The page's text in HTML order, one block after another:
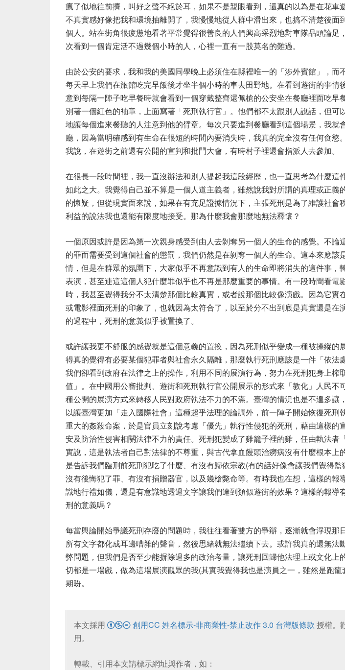
瘋了似地往前擠，叫好之聲不絕於耳，如果不是親眼看到，還真的以為是在花車
不真實感好像把我和環境抽離開了，我慢慢地從人群中滑出來，也搞不清楚後面
個人。站在街角很疲憊地看著平常覺得很善良的人們興高采烈地對車隊品頭論足
次看到一個肯定活不過幾個小時的人，心裡一直有一股莫名的難過。
由於公安的要求，我和我的美國同學晚上必須住在縣裡唯一的「涉外賓館」，而
每天早上我們在旅館吃完早飯後才坐半個小時的車去田野地。在看到遊街的事情
意到每隔一陣子吃早餐時就會看到一個穿戴整齊還佩槍的公安坐在餐廳裡面吃早
別著一個紅色的袖章，上面寫著「死刑執行官」。他們都不太跟別人說話，但可
地讓每個進來餐聽的人注意到他的臂章。每次只要進到餐廳看到這個場景，我就
廳，因為當明確感到有生命在很短的時間內要消失時，我真的完全沒有任何食慾
我說，在遊街之前還有公開的宣判和批鬥大會，有時村子裡還會指派人去參加。
在很長一段時間裡，我一直沒辦法和別人提起我這段經歷，也一直思考為什麼這
如此之大。我覺得自己並不算是一個人道主義者，雖然說我對所謂的真理或正義
的懷疑，但從現實面來說，如果在有充足證據情況下，主張死刑是為了維護社會
利益的說法我也還能有限度地接受。那為什麼我會那麼地無法釋懷？
一個原因或許是因為第一次親身感受到由人去剝奪另一個人的生命的感覺。不論
的罪而需要受到這個社會的懲罰，我們仍然是在剝奪一個人的生命。這本來應該
情，但是在群眾的氛圍下，大家似乎不再意識到有人的生命即將消失的這件事，
表演，甚至連這這個人犯什麼罪似乎也不再是那麼重要的事情。有一段時間看電
時，我甚至覺得我分不太清楚那個比較真實，或者說那個比較像演戲。因為它實
或電影裡面死刑的印象了，也就因為太符合了，以至於分不出到底是真實還是在
的過程中，死刑的意義似乎被置換了。
或許讓我更不舒服的感覺就是這個意義的置換，因為死刑似乎變成一種被操縱的
得真的覺得有必要某個犯罪者與社會永久隔離，那麼執行死刑應該是一件「依法
我們卻看到政府在法律之上的操作，利用不同的展演行為，努力在死刑犯身上榨
值」。在中國用公審批判、遊街和死刑執行官公開展示的形式來「教化」人民不
種公開的展演方式來轉移人民對政府執法不力的不滿。臺灣的情況也是不遑多讓
以讓臺灣更加「走入國際社會」這種超乎法理的論調外，前一陣子開始恢復死刑
重大的姦殺命案，於是官員立刻說考慮「優先」執行性侵犯的死刑，藉由這樣的
安及防治性侵害相關法律不力的責任。死刑犯變成了雞籠子裡的雞，任由執法者
實說，這是執法者自己對法律的不尊重，與古代拿血饅頭治癆病沒有什麼根本上
是告訴我們臨刑前死刑犯吃了什麼、有沒有歸依宗教(有的話好像會讓我們覺得監
沒有後悔犯了罪、有沒有捐贈器官，以及幾槍斃命等。有時我也在想，這樣的報
識地行禮如儀，還是有意識地透過文字讓我們達到類似遊街的效果？這樣的報導
刑的意義嗎？
每當輿論開始爭議死刑存廢的問題時，我往往看著雙方的爭辯，逐漸就會浮現那
所有文字都化成耳邊嘈雜的聲音，然後思緒就無法繼續下去。或許我真的還無法
弊問題，但我們是否至少能摒除過多的政治考量，讓死刑回歸他法理上或文化上
切都是一場戲，做為這場展演觀眾的我(其實我覺得我也是演員之一，雖然是跑
期盼。
本文採用 創用CC 姓名標示-非商業性-禁止改作 3.0 台灣版條款 授權。
用。
轉載、引用本文請標示網址與作者，如：